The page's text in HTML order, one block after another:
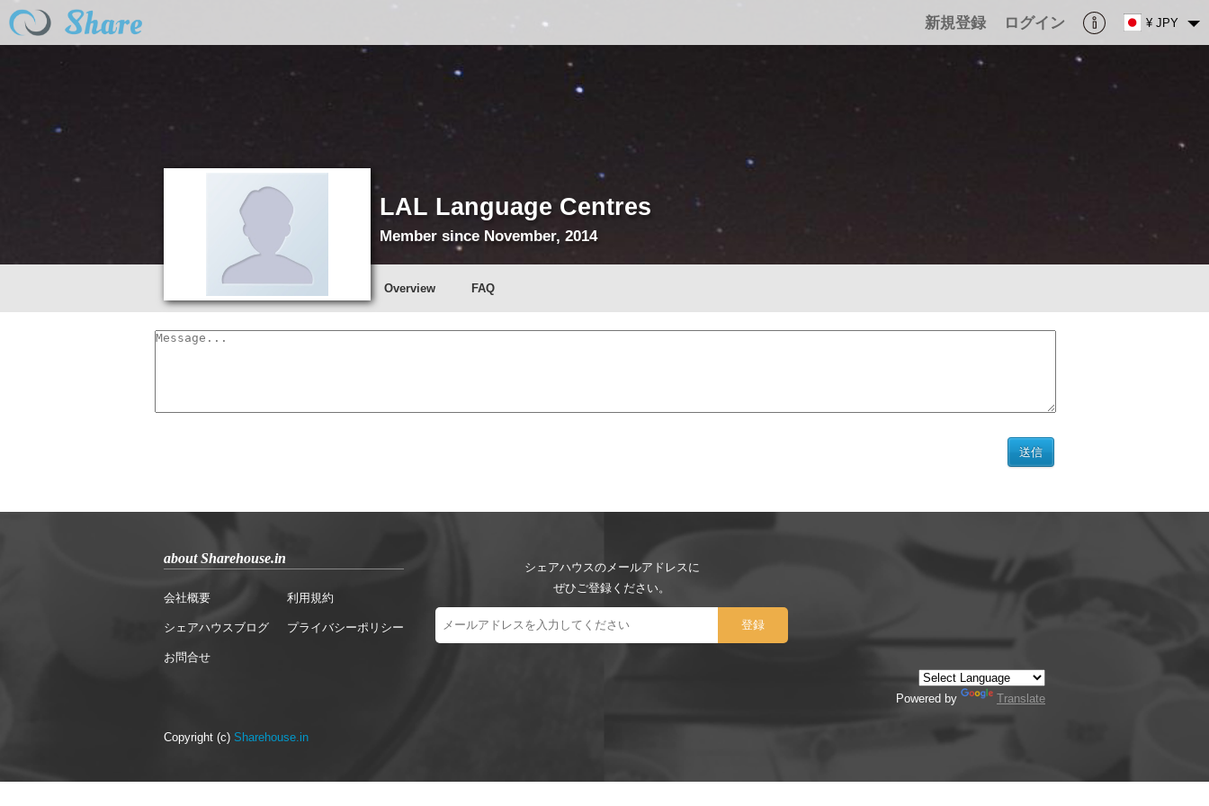
新規登録 ログイン ¥ JPY
LAL Language Centres
Member since November, 2014
Overview FAQ
about Sharehouse.in
会社概要
シェアハウスブログ
お問合せ
利用規約
プライバシーポリシー
シェアハウスのメールアドレスに
ぜひご登録ください。
Powered by Translate
Copyright (c) Sharehouse.in